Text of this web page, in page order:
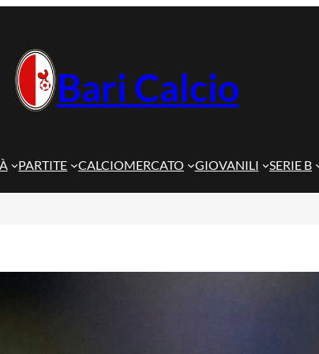
Bari Calcio
PARTITE CALCIOMERCATO GIOVANILI SERIE B